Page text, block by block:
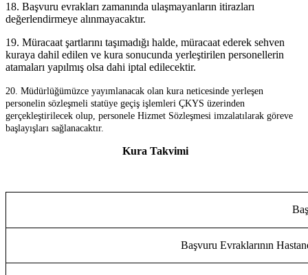
18. Başvuru evrakları zamanında ulaşmayanların itirazları
değerlendirmeye alınmayacaktır.
19. Müracaat şartlarını taşımadığı halde, müracaat ederek sehven
kuraya dahil edilen ve kura sonucunda yerleştirilen personellerin
atamaları yapılmış olsa dahi iptal edilecektir.
20. Müdürlüğümüzce yayımlanacak olan kura neticesinde yerleşen
personelin sözleşmeli statüye geçiş işlemleri ÇKYS üzerinden
gerçekleştirilecek olup, personele Hizmet Sözleşmesi imzalatılarak göreve
başlayışları sağlanacaktır.
Kura Takvimi
Başvuru Evraklarının